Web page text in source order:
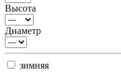
Высота
Диаметр
зимняя